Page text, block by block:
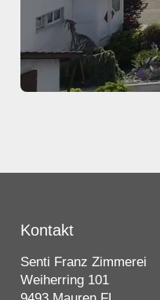
Kontakt
Senti Franz Zimmerei
Weiherring 101